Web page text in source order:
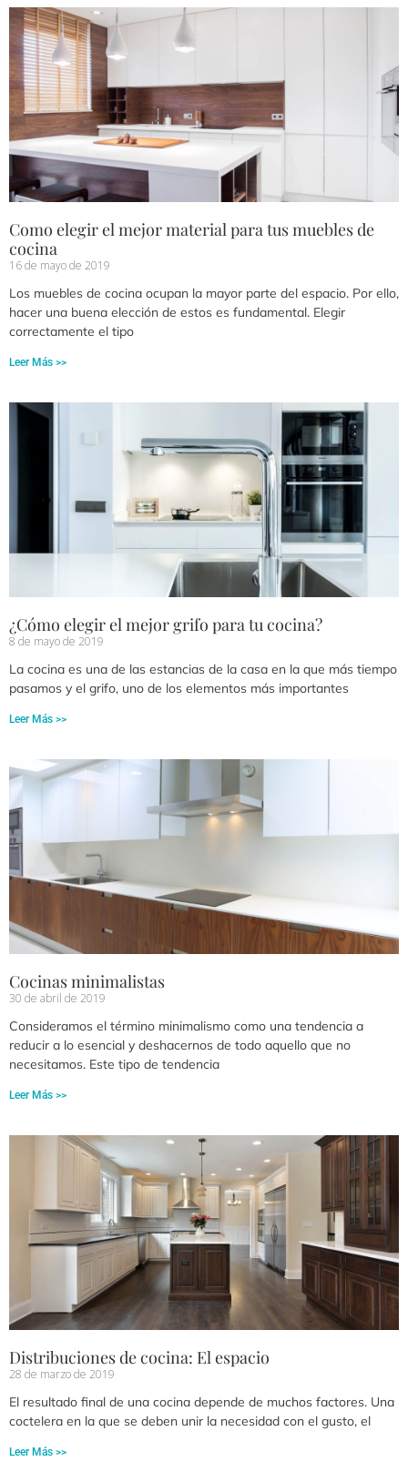
Como elegir el mejor material para tus muebles de
cocina
16 de mayo de 2019
Los muebles de cocina ocupan la mayor parte del espacio. Por ello,
hacer una buena elección de estos es fundamental. Elegir
correctamente el tipo
Leer Más >>
¿Cómo elegir el mejor grifo para tu cocina?
8 de mayo de 2019
La cocina es una de las estancias de la casa en la que más tiempo
pasamos y el grifo, uno de los elementos más importantes
Leer Más >>
Cocinas minimalistas
30 de abril de 2019
Consideramos el término minimalismo como una tendencia a
reducir a lo esencial y deshacernos de todo aquello que no
necesitamos. Este tipo de tendencia
Leer Más >>
Distribuciones de cocina: El espacio
28 de marzo de 2019
El resultado final de una cocina depende de muchos factores. Una
coctelera en la que se deben unir la necesidad con el gusto, el
Leer Más >>